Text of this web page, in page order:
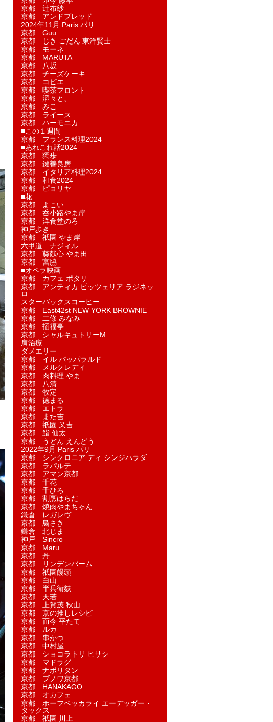
京都 辻布紗
京都 アンドブレッド
2024年11月 Paris パリ
京都 Guu
京都 じき ごだん 東洋賢士
京都 モーネ
京都 MARUTA
京都 八坂
京都 チーズケーキ
京都 コピエ
京都 喫茶フロント
京都 滔々と、
京都 みこ
京都 ライース
京都 ハーモニカ
■この１週間
京都 フランス料理2024
■あれこれ話2024
京都 獨歩
京都 鍵善良房
京都 イタリア料理2024
京都 和食2024
京都 ピョリヤ
■花
京都 よこい
京都 呑小路やま岸
京都 洋食堂のろ
神戸歩き
京都 祇園 やま岸
六甲道 ナジィル
京都 葵献心 やま田
京都 宮脇
■オペラ映画
京都 カフェ ポタリ
京都 アンティカ ピッツェリア ラジネッ
ロ
スターバックスコーヒー
京都 East42st NEW YORK BROWNIE
京都 二條 みなみ
京都 招福亭
京都 シャルキュトリーM
肩治療
ダメエリー
京都 イル パッパラルド
京都 メルクレディ
京都 肉料理 やま
京都 八清
京都 牧定
京都 徳まる
京都 エトラ
京都 また吉
京都 祇園 又吉
京都 鮨 仙太
京都 うどん えんどう
2022年9月 Paris パリ
京都 シンクロニア ディ シンジハラダ
京都 ラパルテ
京都 アマン京都
京都 千花
京都 千ひろ
京都 割烹はらだ
京都 焼肉やまちゃん
鎌倉 レガレヴ
京都 鳥さき
鎌倉 北じま
神戸 Sincro
京都 Maru
京都 丹
京都 リンデンバーム
京都 祇園饅頭
京都 白山
京都 半兵衛麩
京都 天若
京都 上賀茂 秋山
京都 京の推しレシピ
京都 而今 平たて
京都 ルカ
京都 串かつ
京都 中村屋
京都 ショコラトリ ヒサシ
京都 マドラグ
京都 ナポリタン
京都 ブノワ京都
京都 HANAKAGO
京都 オカフェ
京都 ホーフベッカライ エーデッガー・
タックス
京都 祇園 川上